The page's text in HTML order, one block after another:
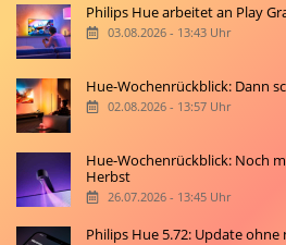
Philips Hue arbeitet an Play
03.08.2026 - 13:43 Uhr
Hue-Wochenrückblick: Dann
02.08.2026 - 13:57 Uhr
Hue-Wochenrückblick: Noch
Herbst
26.07.2026 - 13:45 Uhr
Philips Hue 5.72: Update